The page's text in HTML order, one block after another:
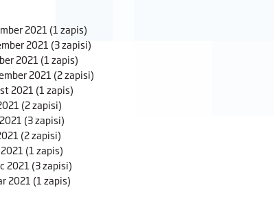
2021 (1 zapis)
2021 (3 zapisi)
2021 (1 zapis)
2021 (2 zapisi)
2021 (1 zapis)
(2 zapisi)
(3 zapisi)
(2 zapisi)
(1 zapis)
2021 (3 zapisi)
2021 (1 zapis)